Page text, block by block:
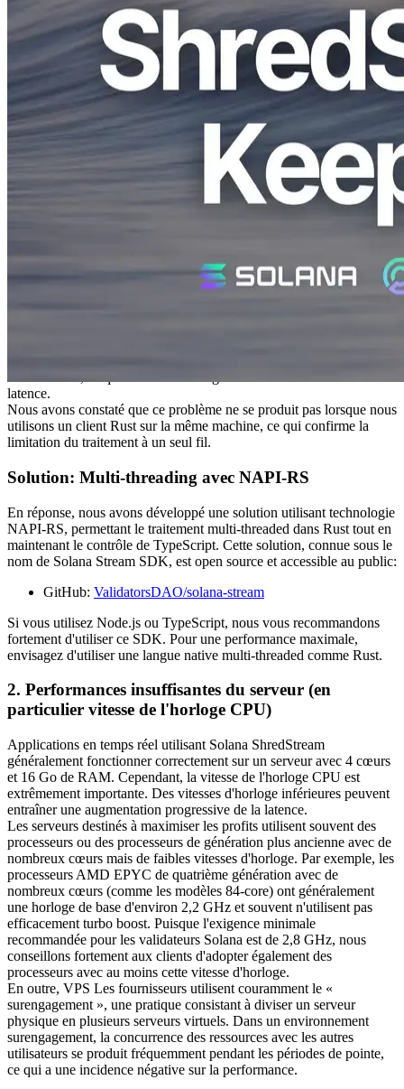
Dans cet article, nous expliquerons clairement les principales raisons
de ce problème et proposerons des solutions concrètes pour
améliorer les performances de votre application.
Pourquoi? la latence ShredStream ne
cesse d'augmenter?
Actuellement, ShredStream transmet presque toutes les données en
temps réel sans filtres. De ce fait, si les capacités de traitement du
client sont insuffisantes, les données s'accumulent, augmentant
1. Traitement avec Node.js ou environnement à
simple filetage
Dans un premier temps, client ShredStream a été construit en
latence.
Nous avons constaté que ce problème ne se produit pas lorsque nous
utilisons un client Rust sur la même machine, ce qui confirme la
limitation du traitement à un seul fil.
Solution: Multi-threading avec NAPI-RS
En réponse, nous avons développé une solution utilisant technologie
NAPI-RS, permettant le traitement multi-threaded dans Rust tout en
maintenant le contrôle de TypeScript. Cette solution, connue sous le
nom de Solana Stream SDK, est open source et accessible au public:
GitHub: ValidatorsDAO/solana-stream
Si vous utilisez Node.js ou TypeScript, nous vous recommandons
fortement d'utiliser ce SDK. Pour une performance maximale,
envisagez d'utiliser une langue native multi-threaded comme Rust.
2. Performances insuffisantes du serveur (en
particulier vitesse de l'horloge CPU)
Applications en temps réel utilisant Solana ShredStream
généralement fonctionner correctement sur un serveur avec 4 cœurs
et 16 Go de RAM. Cependant, la vitesse de l'horloge CPU est
extrêmement importante. Des vitesses d'horloge inférieures peuvent
entraîner une augmentation progressive de la latence.
Les serveurs destinés à maximiser les profits utilisent souvent des
processeurs ou des processeurs de génération plus ancienne avec de
nombreux cœurs mais de faibles vitesses d'horloge. Par exemple, les
processeurs AMD EPYC de quatrième génération avec de
nombreux cœurs (comme les modèles 84-core) ont généralement
une horloge de base d'environ 2,2 GHz et souvent n'utilisent pas
efficacement turbo boost. Puisque l'exigence minimale
recommandée pour les validateurs Solana est de 2,8 GHz, nous
conseillons fortement aux clients d'adopter également des
processeurs avec au moins cette vitesse d'horloge.
En outre, VPS Les fournisseurs utilisent couramment le «
surengagement », une pratique consistant à diviser un serveur
physique en plusieurs serveurs virtuels. Dans un environnement
surengagement, la concurrence des ressources avec les autres
utilisateurs se produit fréquemment pendant les périodes de pointe,
ce qui a une incidence négative sur la performance.